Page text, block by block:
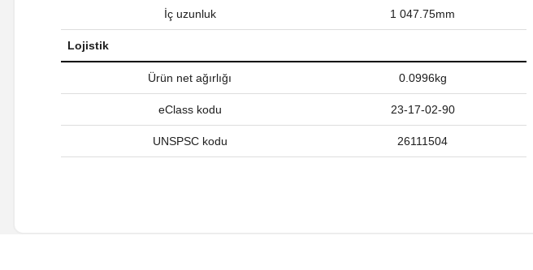
İç uzunluk 1 047.75mm
Lojistik
Ürün net ağırlığı 0.0996kg
eClass kodu 23-17-02-90
UNSPSC kodu 26111504